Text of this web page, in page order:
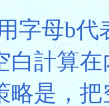
字母b
白計算
略是，